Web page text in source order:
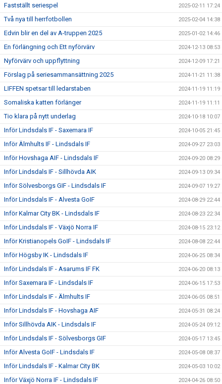
Fastställt seriespel 2025-02-11 17:24
Två nya till herrfotbollen 2025-02-04 14:38
Edvin blir en del av A-truppen 2025 2025-01-02 14:46
En förlängning och Ett nyförvärv 2024-12-13 08:53
Nyförvärv och uppflyttning 2024-12-09 17:21
Förslag på seriesammansättning 2025 2024-11-21 11:38
LIFFEN spetsar till ledarstaben 2024-11-19 11:19
Somaliska katten förlänger 2024-11-19 11:11
Tio klara på nytt underlag 2024-10-18 10:07
Inför Lindsdals IF - Saxemara IF 2024-10-05 21:45
Inför Älmhults IF - Lindsdals IF 2024-09-27 23:03
Inför Hovshaga AIF - Lindsdals IF 2024-09-20 08:29
Inför Lindsdals IF - Sillhövda AIK 2024-09-13 09:34
Inför Sölvesborgs GIF - Lindsdals IF 2024-09-07 19:27
Inför Lindsdals IF - Alvesta GoIF 2024-08-29 22:44
Inför Kalmar City BK - Lindsdals IF 2024-08-23 22:34
Inför Lindsdals IF - Växjö Norra IF 2024-08-15 23:12
Inför Kristianopels GoIF - Lindsdals IF 2024-08-08 22:44
Inför Högsby IK - Lindsdals IF 2024-06-25 08:34
Inför Lindsdals IF - Asarums IF FK 2024-06-20 08:13
Inför Saxemara IF - Lindsdals IF 2024-06-15 17:53
Inför Lindsdals IF - Älmhults IF 2024-06-05 08:51
Inför Lindsdals IF - Hovshaga AIF 2024-05-31 08:24
Inför Sillhövda AIK - Lindsdals IF 2024-05-24 09:12
Inför Lindsdals IF - Sölvesborgs GIF 2024-05-17 13:45
Inför Alvesta GoIF - Lindsdals IF 2024-05-08 08:37
Inför Lindsdals IF - Kalmar City BK 2024-05-03 10:02
Inför Växjö Norra IF - Lindsdals IF 2024-04-26 08:50